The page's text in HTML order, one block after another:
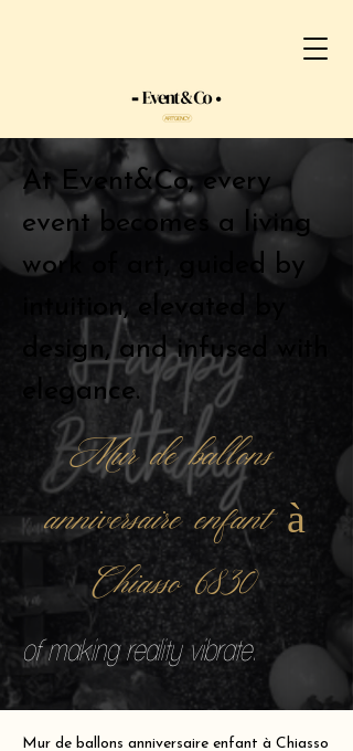
At Event&Co, every
event becomes a living
work of art, guided by
intuition, elevated by
design, and infused with
elegance.
Mur de ballons
anniversaire enfant à
Chiasso 6830
of making reality vibrate.
Mur de ballons anniversaire enfant à Chiasso